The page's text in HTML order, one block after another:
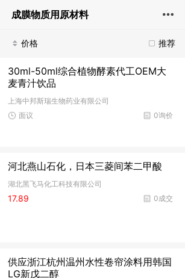
成膜物质用原材料
推荐
价格
30ml-50ml综合植物酵素代工OEM大
麦青汁饮品
上海中邦斯瑞生物药业有限公司
0询价
面议
河北燕山石化，日本三菱间苯二甲酸
湖北黑飞马化工科技有限公司
0成交
17.89
供应浙江杭州温州水性卷帘涂料用韩国
LG新戊二醇